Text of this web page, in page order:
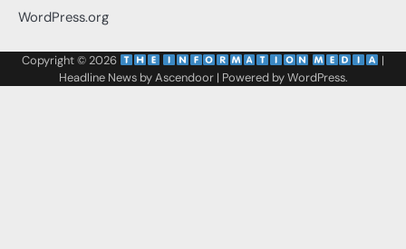
WordPress.org
Copyright © 2026
|
Headline News byAscendoor| Powered byWordPress.